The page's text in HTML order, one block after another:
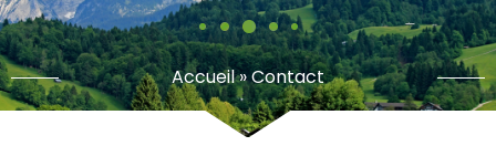
Accueil»Contact